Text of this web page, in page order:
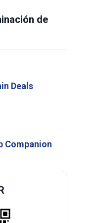
de
Deals
Companion